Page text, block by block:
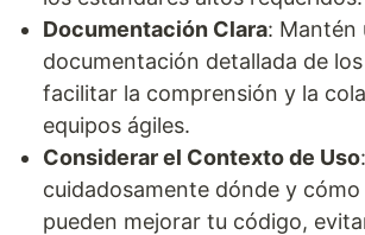
Documentación Clara: Mantén
documentación detallada de
facilitar la comprensión y la
equipos ágiles.
Considerar el Contexto de Uso
cuidadosamente dónde y cómo
pueden mejorar tu código,